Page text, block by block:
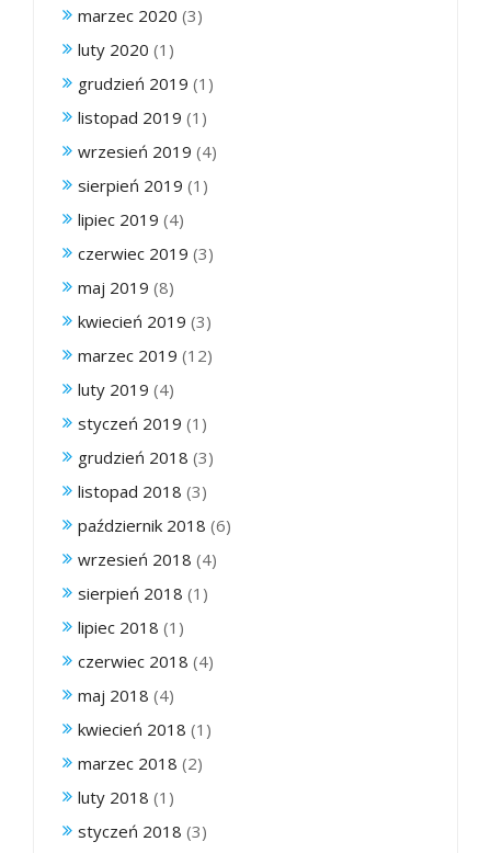
marzec 2020 (3)
luty 2020 (1)
grudzień 2019 (1)
listopad 2019 (1)
wrzesień 2019 (4)
sierpień 2019 (1)
lipiec 2019 (4)
czerwiec 2019 (3)
maj 2019 (8)
kwiecień 2019 (3)
marzec 2019 (12)
luty 2019 (4)
styczeń 2019 (1)
grudzień 2018 (3)
listopad 2018 (3)
październik 2018 (6)
wrzesień 2018 (4)
sierpień 2018 (1)
lipiec 2018 (1)
czerwiec 2018 (4)
maj 2018 (4)
kwiecień 2018 (1)
marzec 2018 (2)
luty 2018 (1)
styczeń 2018 (3)